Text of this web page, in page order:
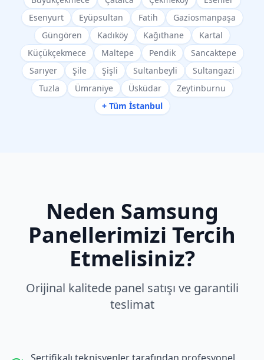
Esenyurt
Eyüpsultan Fatih
Gaziosmanpaşa
Güngören
Kadıköy Kağıthane
Kartal
Küçükçekmece
Maltepe Pendik
Sancaktepe
Sarıyer
Şile Şişli Sultanbeyli
Sultangazi
Tuzla
Ümraniye Üsküdar
Zeytinburnu
+ Tüm İstanbul
Neden Samsung
Panellerimizi Tercih
Etmelisiniz?
Orijinal kalitede panel satışı ve garantili
teslimat